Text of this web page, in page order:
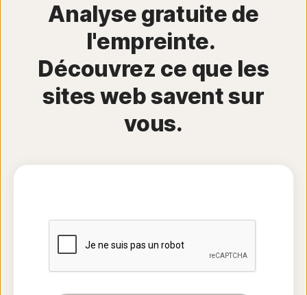
Analyse gratuite de
l'empreinte.
Découvrez ce que les
sites web savent sur
vous.